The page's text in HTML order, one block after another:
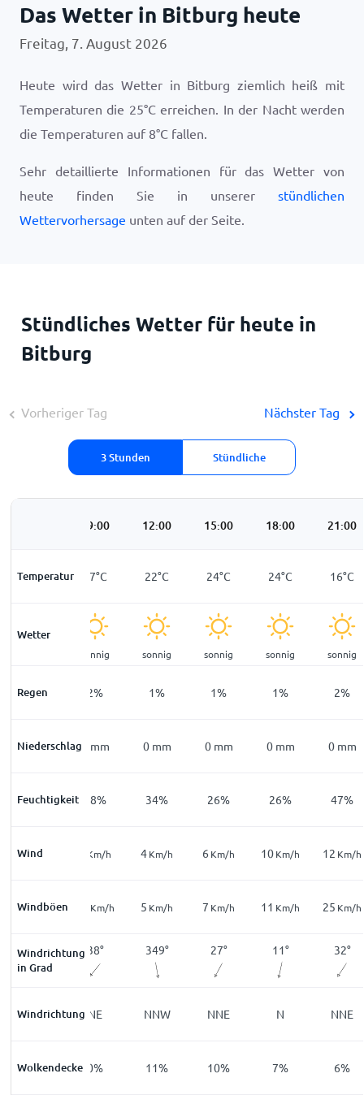
Das Wetter in Bitburg heute
Freitag, 7. August 2026
Heute wird das Wetter in Bitburg ziemlich heiß mit
Temperaturen die 25°Cerreichen. In der Nacht werden
die Temperaturen auf 8°C fallen.
Sehr detaillierte Informationen für das Wetter von
heute finden Sie in unserer stündlichen
Wettervorhersage unten auf der Seite.
Stündliches Wetter für heute in
Bitburg
Vorheriger Tag
3 Stunden Stündliche
Nächster Tag
09:00 12:00 15:00 18:00 21:00
Temperatur
8°C 17°C 22°C 24°C 24°C 16°C
Wetter
sonnig sonnig sonnig sonnig sonnig
Regen
8% 2% 1% 1% 1% 2%
Niederschlag
0 mm 0 mm 0 mm 0 mm 0 mm 0 mm
Feuchtigkeit
76% 48% 34% 26% 26% 47%
Wind
9Km/h Km/h 4Km/h 6 Km/h 10Km/h 12 Km/h
Windböen
18Km/h Km/h 5 Km/h 7 Km/h 11 Km/h 25 Km/h
Windrichtung
in Grad
14° 38° 349° 27° 11° 32°
Windrichtung
NNE NE NNW NNE N NNE
Wolkendecke
5% 0% 11% 10% 7% 6%